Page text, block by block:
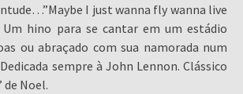
I just wanna fly wanna live
Um hino para se cantar em um estádio
ou abraçado com sua namorada num
sempre à John Lennon. Clássico
Noel.